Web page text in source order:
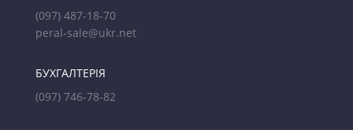
(097) 487-18-70
peral-sale@ukr.net
БУХГАЛТЕРІЯ
(097) 746-78-82